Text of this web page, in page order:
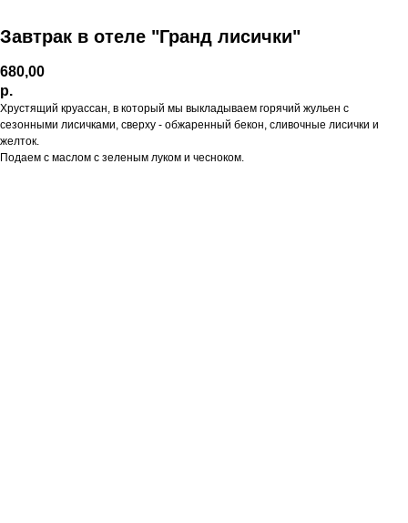
Завтрак в отеле "Гранд лисички"
680,00
р.
Хрустящий круассан, в который мы выкладываем горячий жульен с
сезонными лисичками, сверху - обжаренный бекон, сливочные лисички и
желток.
Подаем с маслом с зеленым луком и чесноком.